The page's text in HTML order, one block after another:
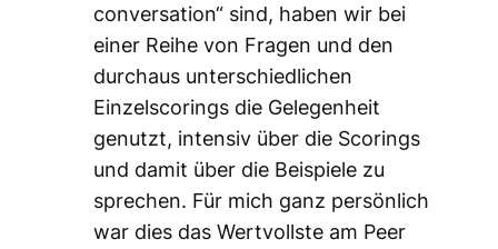
conversation“ sind, haben wir bei
einer Reihe von Fragen und den
durchaus unterschiedlichen
Einzelscorings die Gelegenheit
genutzt, intensiv über die Scorings
und damit über die Beispiele zu
sprechen. Für mich ganz persönlich
war dies das Wertvollste am Peer